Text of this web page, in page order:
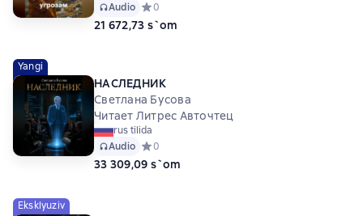
Audio Средний рейтинг 0 на основе 0 оценок
0
21 672,73 s`om
Yangi
НАСЛЕДНИК
Светлана Бусова
Читает Литрес Авточтец
rus tilida
Audio Средний рейтинг 0 на основе 0 оценок
0
33 309,09 s`om
Eksklyuziv